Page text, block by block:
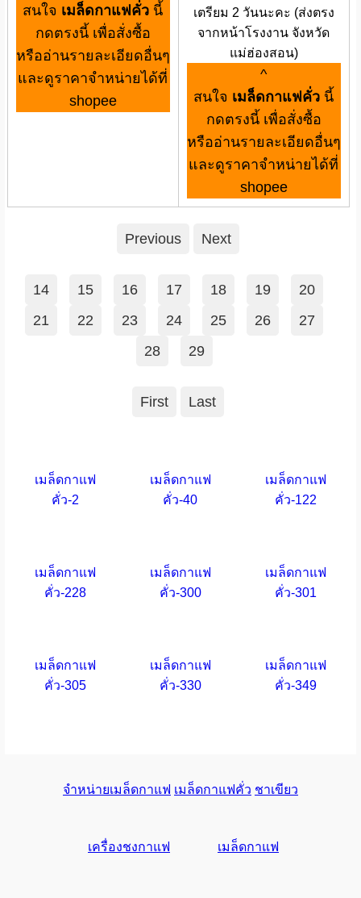
สนใจ เมล็ดกาแฟคั่ว นี้
กดตรงนี้ เพื่อสั่งซื้อ
หรืออ่านรายละเอียดอื่นๆ
และดูราคาจำหน่ายได้ที่
shopee
เตรียม 2 วันนะคะ (ส่งตรง
จากหน้าโรงงาน จังหวัด
แม่ฮ่องสอน)
^
สนใจ เมล็ดกาแฟคั่ว นี้
กดตรงนี้ เพื่อสั่งซื้อ
หรืออ่านรายละเอียดอื่นๆ
และดูราคาจำหน่ายได้ที่
shopee
Previous Next
14 15 16 17 18 19
20
21
22 23 24 25 26
27
28
29
First Last
เมล็ดกาแฟ
คั่ว-2
เมล็ดกาแฟ
คั่ว-40
เมล็ดกาแฟ
คั่ว-122
เมล็ดกาแฟ
คั่ว-228
เมล็ดกาแฟ
คั่ว-300
เมล็ดกาแฟ
คั่ว-301
เมล็ดกาแฟ
คั่ว-305
เมล็ดกาแฟ
คั่ว-330
เมล็ดกาแฟ
คั่ว-349
จำหน่ายเมล็ดกาแฟ เมล็ดกาแฟคั่ว ชาเขียว
เครื่องชงกาแฟ เมล็ดกาแฟ